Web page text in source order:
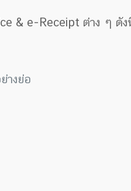
& e-Receipt ต่าง ๆ ดัง
างย่อ